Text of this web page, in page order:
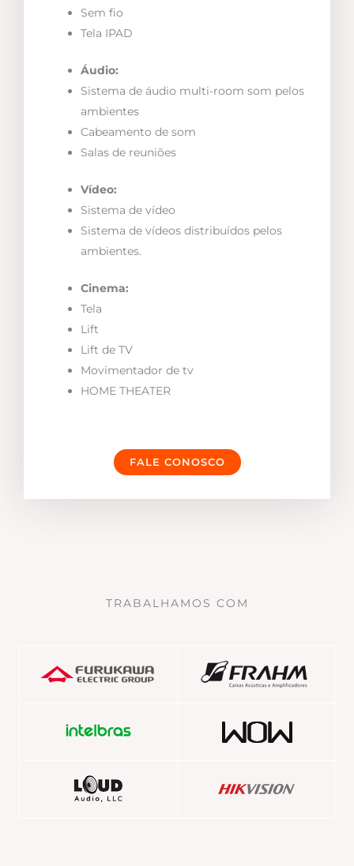
Sem fio
Tela IPAD
Áudio:
Sistema de áudio multi-room som pelos
ambientes
Cabeamento de som
Salas de reuniões
Vídeo:
Sistema de vídeo
Sistema de vídeos distribuídos pelos
ambientes.
Cinema:
Tela
Lift
Lift de TV
Movimentador de tv
HOME THEATER
FALE CONOSCO
TRABALHAMOS COM